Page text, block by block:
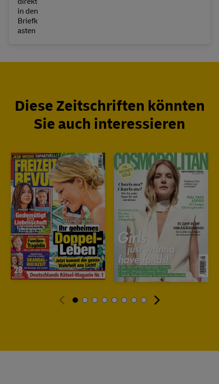
Diese Zeitschriften könnten
Sie auch interessieren